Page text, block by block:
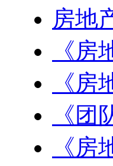
房地
《
《
《
《